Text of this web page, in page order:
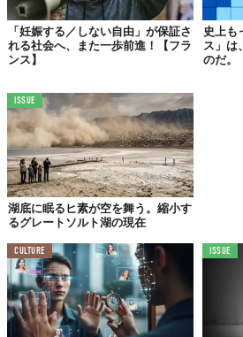
を示唆しています。今後、持続可能な
的な利益追求を競うモデルから、育児
する仕組みへの根本的な転換が不可欠と
TABI LABO
この世界は、もっと広
「妊娠する／しない自由」が保証さ
れる社会へ、また一歩前進！【フラ
ンス】
史上も
ス」は
のだ。
ISSUE
湖底に眠るヒ素が空を舞う。縮小す
るグレートソルト湖の現在
CULTURE ISSUE